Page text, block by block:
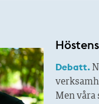
Debatt.
Men våra